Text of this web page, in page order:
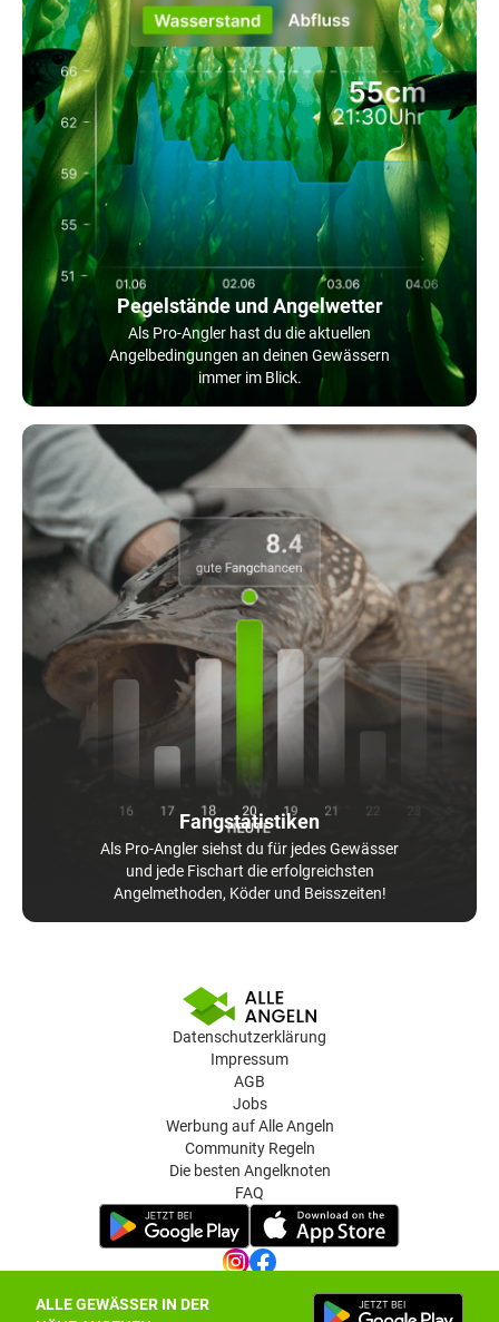
ALLE GEWÄSSER IN DER
Pegelstände und Angelwetter
Als Pro-Angler hast du die aktuellen
Angelbedingungen an deinen Gewässern
immer im Blick.
Fangstatistiken
Als Pro-Angler siehst du für jedes Gewässer
und jede Fischart die erfolgreichsten
Angelmethoden, Köder und Beisszeiten!
Datenschutzerklärung
Impressum
AGB
Jobs
Werbung auf Alle Angeln
Community Regeln
Die besten Angelknoten
FAQ
Datenschutz-Einstellungen